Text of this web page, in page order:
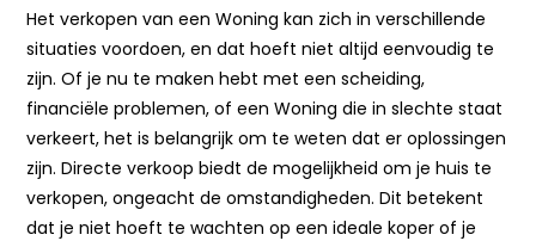
Het verkopen van een Woning kan zich in verschillende
situaties voordoen, en dat hoeft niet altijd eenvoudig te
zijn. Of je nu te maken hebt met een scheiding,
financiële problemen, of een Woning die in slechte staat
verkeert, het is belangrijk om te weten dat er oplossingen
zijn. Directe verkoop biedt de mogelijkheid om je huis te
verkopen, ongeacht de omstandigheden. Dit betekent
dat je niet hoeft te wachten op een ideale koper of je